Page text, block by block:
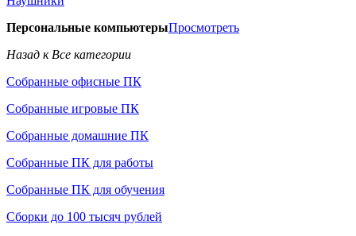
Персональные компьютерыПросмотреть
Назад к Все категории
Собранные офисные ПК
Собранные игровые ПК
Собранные домашние ПК
Собранные ПК для работы
Собранные ПК для обучения
Сборки до 100 тысяч рублей